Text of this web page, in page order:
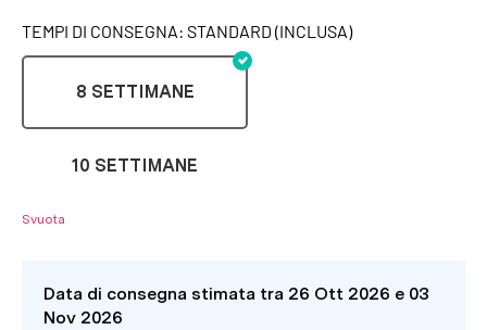
TEMPI DI CONSEGNA: STANDARD (INCLUSA)
8 SETTIMANE
10 SETTIMANE
Svuota
Data di consegna stimata tra 26 Ott 2026 e 03
Nov 2026